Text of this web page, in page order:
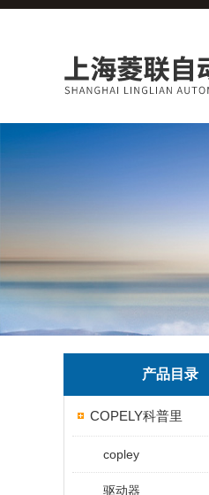
产品目录
COPELY科普里
copley
驱动器